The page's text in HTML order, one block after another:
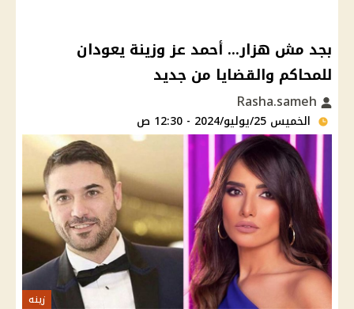
بجد مش هزار... أحمد عز وزينة يعودان
للمحاكم والقضايا من جديد
الخميس 25/يوليو/2024 - 12:30 ص
زينه